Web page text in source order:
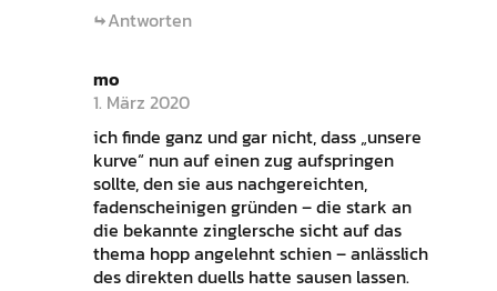
Antworten
mo
1. März 2020
ich finde ganz und gar nicht, dass „unsere
kurve“ nun auf einen zug aufspringen
sollte, den sie aus nachgereichten,
fadenscheinigen gründen – die stark an
die bekannte zinglersche sicht auf das
thema hopp angelehnt schien – anlässlich
des direkten duells hatte sausen lassen.